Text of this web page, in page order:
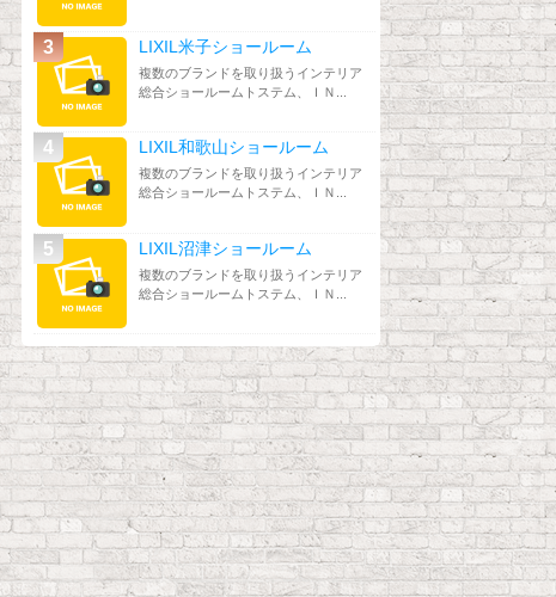
LIXIL米子ショールーム
複数のブランドを取り扱うインテリア
総合ショールームトステム、ＩＮ...
LIXIL和歌山ショールーム
複数のブランドを取り扱うインテリア
総合ショールームトステム、ＩＮ...
LIXIL沼津ショールーム
複数のブランドを取り扱うインテリア
総合ショールームトステム、ＩＮ...